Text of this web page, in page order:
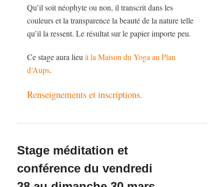
Qu’il soit néophyte ou non, il transcrit dans les
couleurs et la transparence la beauté de la nature telle
qu’il la ressent. Le résultat sur le papier importe peu.
Ce stage aura lieuà la Maison du Yoga au Plan
d’Aups.
Renseignements et inscriptions.
Stage méditation et
conférence du vendredi